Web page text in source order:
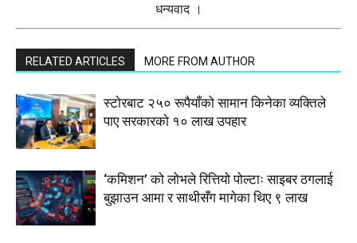
धन्यवाद ।
RELATED ARTICLES MORE FROM AUTHOR
स्टाेरबाट २५० रूपैयाँको सामान किनेका व्यक्तिले
पाए सरकारको १० लाख उपहार
‘कमिशन’ को लोभले रित्तियो पोल्टाः साइबर ठगलाई
बुझाउन आमा र साथीसँग मागेका थिए ९ लाख